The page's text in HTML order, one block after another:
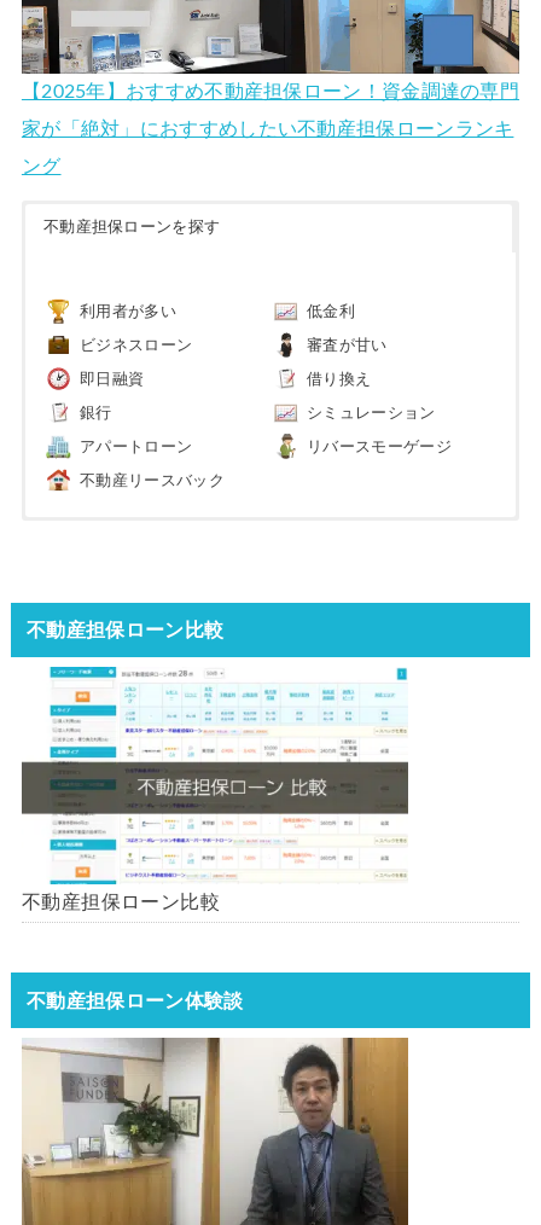
【2025年】おすすめ不動産担保ローン！資金調達の専門
家が「絶対」におすすめしたい不動産担保ローンランキ
ング
不動産担保ローンを探す
利用者が多い 低金利
ビジネスローン 審査が甘い
即日融資 借り換え
銀行 シミュレーション
アパートローン リバースモーゲージ
不動産リースバック
不動産担保ローン比較
不動産担保ローン比較
不動産担保ローン体験談